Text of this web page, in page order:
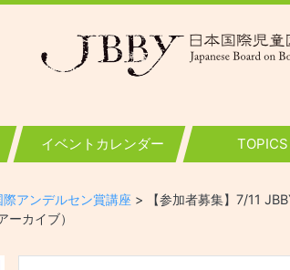
イベントカレンダー TOPICS
際アンデルセン賞講座 >
【参加者募集】7/11
カイブ）